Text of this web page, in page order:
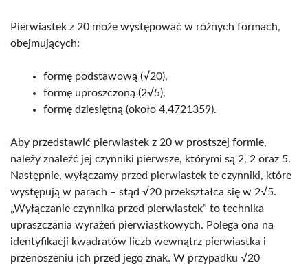
Pierwiastek z 20 może występować w różnych formach,
obejmujących:
formę podstawową (√20),
formę uproszczoną (2√5),
formę dziesiętną (około 4,4721359).
Aby przedstawić pierwiastek z 20 w prostszej formie,
należy znaleźć jej czynniki pierwsze, którymi są 2, 2 oraz 5.
Następnie, wyłączamy przed pierwiastek te czynniki, które
występują w parach – stąd √20 przekształca się w 2√5.
„Wyłączanie czynnika przed pierwiastek” to technika
upraszczania wyrażeń pierwiastkowych. Polega ona na
identyfikacji kwadratów liczb wewnątrz pierwiastka i
przenoszeniu ich przed jego znak. W przypadku √20